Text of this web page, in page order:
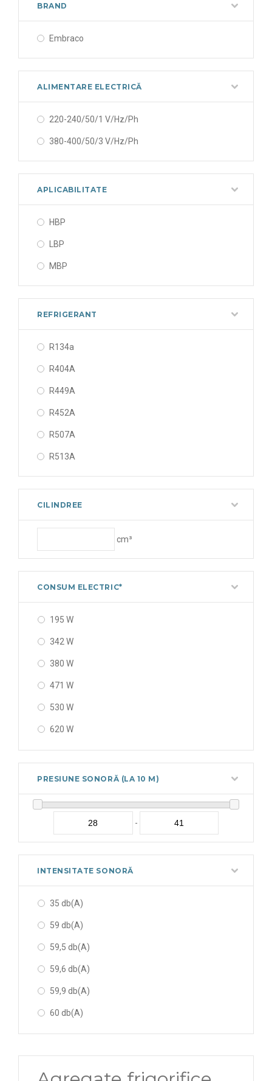
BRAND
Embraco
ALIMENTARE ELECTRICĂ
220-240/50/1 V/Hz/Ph
380-400/50/3 V/Hz/Ph
APLICABILITATE
HBP
LBP
MBP
REFRIGERANT
R134a
R404A
R449A
R452A
R507A
R513A
CILINDREE
cm³
CONSUM ELECTRIC*
195 W
342 W
380 W
471 W
530 W
620 W
628 W
730 W
991 W
1074 W
1136 W
1175 W
1403 W
1479 W
1500 W
1685 W
PRESIUNE SONORĂ (LA 10 M)
-
INTENSITATE SONORĂ
35 db(A)
59 db(A)
59,5 db(A)
59,6 db(A)
59,9 db(A)
60 db(A)
60,2 db(A)
60,9 db(A)
61 db(A)